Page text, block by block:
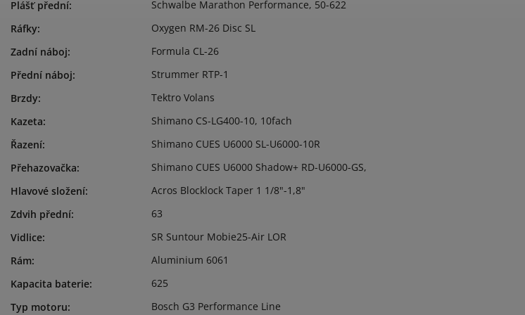
Plášť přední:
Schwalbe Marathon Performance, 50-622
Ráfky:
Oxygen RM-26 Disc SL
Zadní náboj:
Formula CL-26
Přední náboj:
Strummer RTP-1
Brzdy:
Tektro Volans
Kazeta:
Shimano CS-LG400-10, 10fach
Řazení:
Shimano CUES U6000 SL-U6000-10R
Přehazovačka:
Shimano CUES U6000 Shadow+ RD-U6000-GS,
Hlavové složení:
Acros Blocklock Taper 1 1/8"-1,8"
Zdvih přední:
63
Vidlice:
SR Suntour Mobie25-Air LOR
Rám:
Aluminium 6061
Kapacita baterie:
625
Typ motoru: Bosch G3 Performance Line